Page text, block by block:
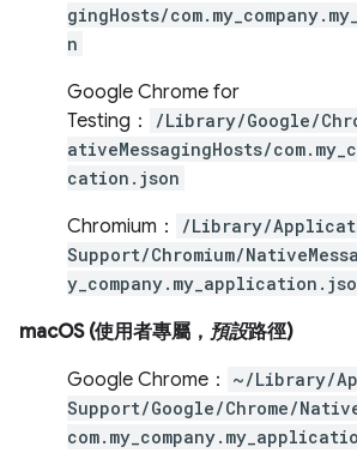
gingHosts/
n
Google Chrome for
Testing：
/Library/Google/
ativeMessagingHosts/
cation.json
Chromium：
/Library/
Support/Chromium/
macOS (使用者專屬， 預設路徑)
Google Chrome：
~/Library/
Support/Google/Chrome/